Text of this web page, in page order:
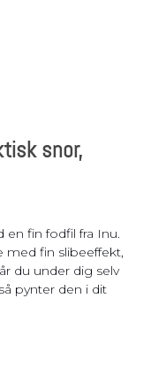
snor,
fin fodfil fra Inu.
fin slibeeffekt,
du under dig selv
pynter den i dit